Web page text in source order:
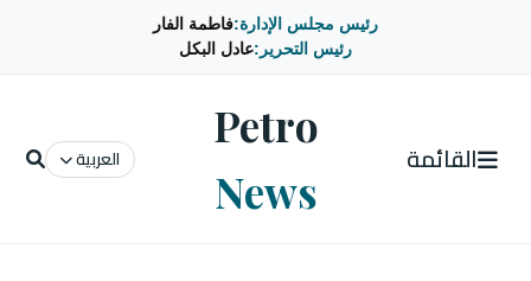
رئيس مجلس الإدارة:فاطمة الفار
رئيس التحرير:عادل البكل
القائمة
Petro
News
العربية